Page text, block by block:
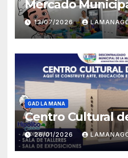
Mercado
13/07/2026
GAD LA MANA
Centro Cultural
26/01/2026